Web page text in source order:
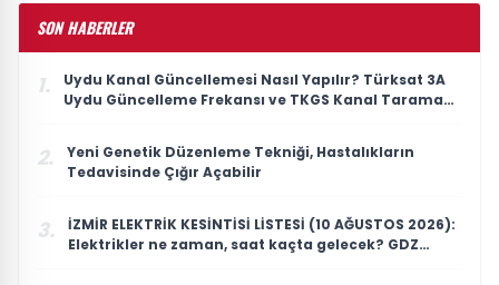
SON HABERLER
1.
Uydu Kanal Güncellemesi Nasıl Yapılır? Türksat 3A
Uydu Güncelleme Frekansı ve TKGS Kanal Tarama
2.
Yeni Genetik Düzenleme Tekniği, Hastalıkların
Tedavisinde Çığır Açabilir
3.
İZMİR ELEKTRİK KESİNTİSİ LİSTESİ (10 AĞUSTOS 2026):
Elektrikler ne zaman, saat kaçta gelecek? GDZ